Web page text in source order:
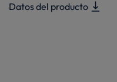
Datos del producto